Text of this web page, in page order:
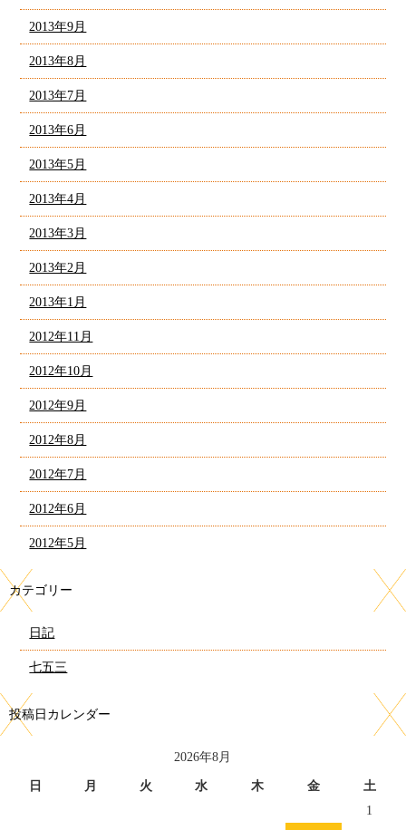
2013年9月
2013年8月
2013年7月
2013年6月
2013年5月
2013年4月
2013年3月
2013年2月
2013年1月
2012年11月
2012年10月
2012年9月
2012年8月
2012年7月
2012年6月
2012年5月
カテゴリー
日記
七五三
投稿日カレンダー
2026年8月
日 月 火 水 木 金
土
1